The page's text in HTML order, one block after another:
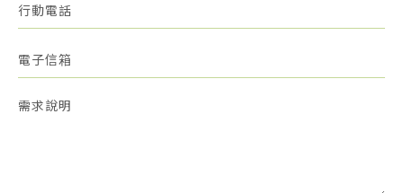
行動電話
電子信箱
需求說明